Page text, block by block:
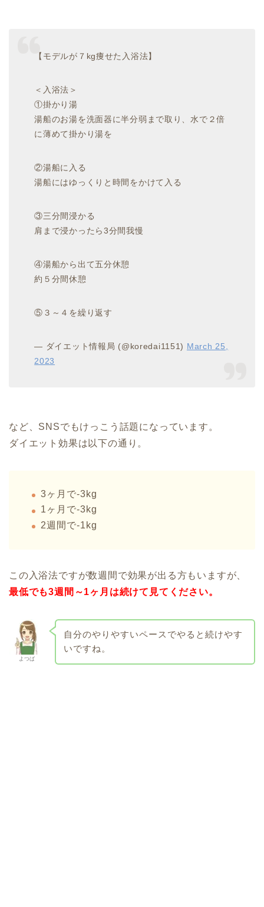
【モデルが７kg痩せた入浴法】
＜入浴法＞
①掛かり湯
湯船のお湯を洗面器に半分弱まで取り、水で２倍
に薄めて掛かり湯を
②湯船に入る
湯船にはゆっくりと時間をかけて入る
③三分間浸かる
肩まで浸かったら3分間我慢
④湯船から出て五分休憩
約５分間休憩
⑤３～４を繰り返す
— ダイエット情報局 (@koredai1151) March 25,
2023
など、SNSでもけっこう話題になっています。
ダイエット効果は以下の通り。
3ヶ月で-3kg
1ヶ月で-3kg
2週間で-1kg
この入浴法ですが数週間で効果が出る方もいますが、
最低でも3週間～1ヶ月は続けて見てください。
よつば
自分のやりやすいペースでやると続けやす
いですね。